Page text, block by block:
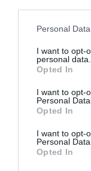
Personal
I want to opt-
personal data.
Opted In
I want to opt-
Personal Data.
Opted In
I want to opt-
Personal
Opted In
Cătălin
lângă
Guvernul
muncii este